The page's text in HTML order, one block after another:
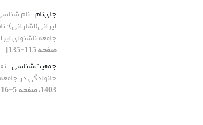
جای‌نام نام
جامعه ناشنوای
صفحه 115-135]
جمعیت‌شناسی
خانوادگی در
1403، صفحه 5-16]